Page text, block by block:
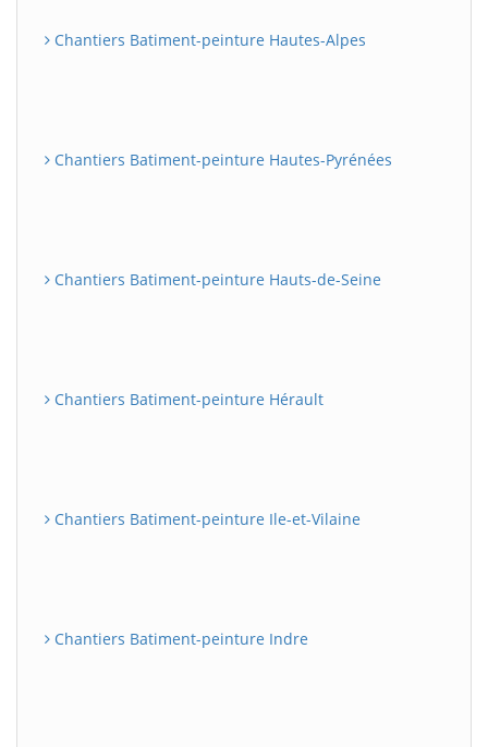
Chantiers Batiment-peinture Hautes-Alpes
Chantiers Batiment-peinture Hautes-Pyrénées
Chantiers Batiment-peinture Hauts-de-Seine
Chantiers Batiment-peinture Hérault
Chantiers Batiment-peinture Ile-et-Vilaine
Chantiers Batiment-peinture Indre